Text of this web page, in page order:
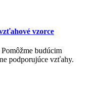
vzorce
budúcim
podporujúce vzťahy.